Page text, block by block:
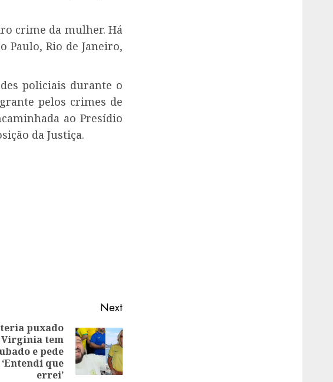
crime da mulher. Há
Paulo, Rio de Janeiro,
policiais durante o
pelos crimes de
ao Presídio
da Justiça.
Next
puxado
tem
e pede
que
errei’